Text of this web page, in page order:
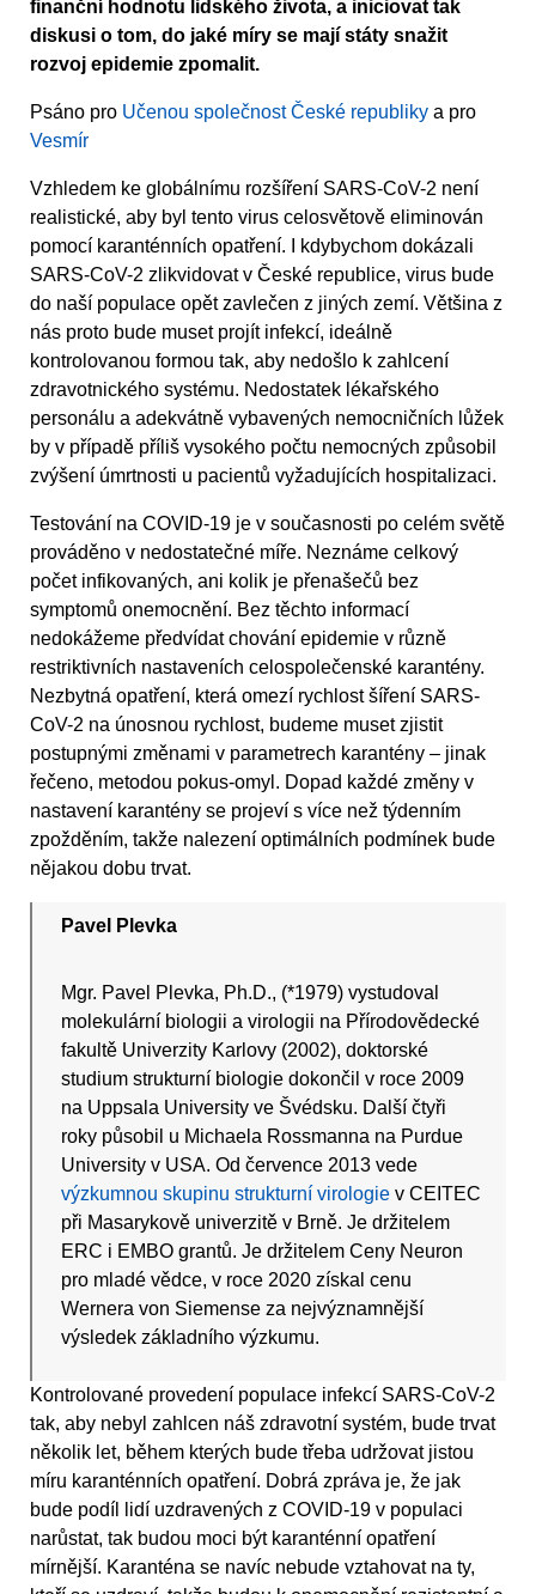
finanční hodnotu lidského života, a iniciovat tak
diskusi o tom, do jaké míry se mají státy snažit
rozvoj epidemie zpomalit.
Psáno pro Učenou společnost České republiky a pro
Vesmír
Vzhledem ke globálnímu rozšíření SARS-CoV-2 není
realistické, aby byl tento virus celosvětově eliminován
pomocí karanténních opatření. I kdybychom dokázali
SARS-CoV-2 zlikvidovat v České republice, virus bude
do naší populace opět zavlečen z jiných zemí. Většina z
nás proto bude muset projít infekcí, ideálně
kontrolovanou formou tak, aby nedošlo k zahlcení
zdravotnického systému. Nedostatek lékařského
personálu a adekvátně vybavených nemocničních lůžek
by v případě příliš vysokého počtu nemocných způsobil
zvýšení úmrtnosti u pacientů vyžadujících hospitalizaci.
Testování na COVID-19 je v současnosti po celém světě
prováděno v nedostatečné míře. Neznáme celkový
počet infikovaných, ani kolik je přenašečů bez
symptomů onemocnění. Bez těchto informací
nedokážeme předvídat chování epidemie v různě
restriktivních nastaveních celospolečenské karantény.
Nezbytná opatření, která omezí rychlost šíření SARS-
CoV-2 na únosnou rychlost, budeme muset zjistit
postupnými změnami v parametrech karantény – jinak
řečeno, metodou pokus-omyl. Dopad každé změny v
nastavení karantény se projeví s více než týdenním
zpožděním, takže nalezení optimálních podmínek bude
nějakou dobu trvat.
Pavel Plevka
Mgr. Pavel Plevka, Ph.D., (*1979) vystudoval
molekulární biologii a virologii na Přírodovědecké
fakultě Univerzity Karlovy (2002), doktorské
studium strukturní biologie dokončil v roce 2009
na Uppsala University ve Švédsku. Další čtyři
roky působil u Michaela Rossmanna na Purdue
University v USA. Od července 2013 vede
výzkumnou skupinu strukturní virologie v CEITEC
při Masarykově univerzitě v Brně. Je držitelem
ERC i EMBO grantů. Je držitelem Ceny Neuron
pro mladé vědce, v roce 2020 získal cenu
Wernera von Siemense za nejvýznamnější
výsledek základního výzkumu.
Kontrolované provedení populace infekcí SARS-CoV-2
tak, aby nebyl zahlcen náš zdravotní systém, bude trvat
několik let, během kterých bude třeba udržovat jistou
míru karanténních opatření. Dobrá zpráva je, že jak
bude podíl lidí uzdravených z COVID-19 v populaci
narůstat, tak budou moci být karanténní opatření
mírnější. Karanténa se navíc nebude vztahovat na ty,